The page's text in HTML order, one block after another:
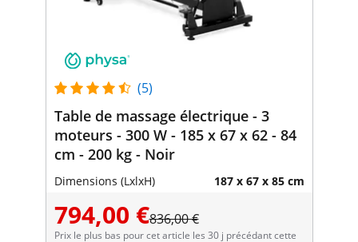
(5)
Table de massage électrique - 3
moteurs - 300 W - 185 x 67 x 62 - 84
cm - 200 kg - Noir
Dimensions (LxlxH) 187 x 67 x 85 cm
794,00 €836,00 €
Prix le plus bas pour cet article les 30 j précédant cette